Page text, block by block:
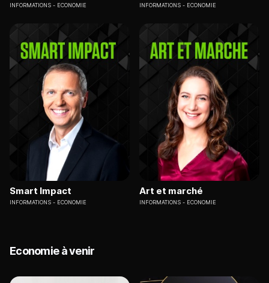
INFORMATIONS ECONOMIE INFORMATIONS ECONOMIE
Smart Impact
INFORMATIONS ECONOMIE
Art et marché
INFORMATIONS ECONOMIE
Economie à venir